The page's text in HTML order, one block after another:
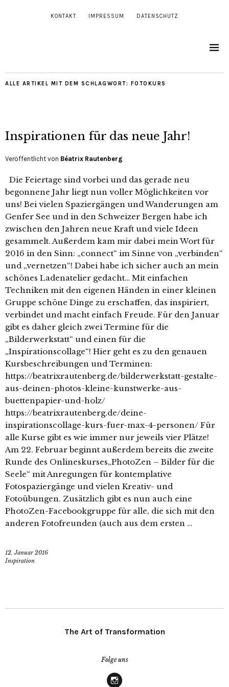
KONTAKT IMPRESSUM DATENSCHUTZ
ALLE ARTIKEL MIT DEM SCHLAGWORT: FOTOKURS
Inspirationen für das neue Jahr!
Veröffentlicht von Béatrix Rautenberg
Die Feiertage sind vorbei und das gerade neu
begonnene Jahr liegt nun voller Möglichkeiten vor
uns! Bei vielen Spaziergängen und Wanderungen am
Genfer See und in den Schweizer Bergen habe ich
zwischen den Jahren neue Kraft und viele Ideen
gesammelt. Außerdem kam mir dabei mein Wort für
2016 in den Sinn: „connect“ im Sinne von „verbinden“
und „vernetzen“! Dabei habe ich sicher auch an mein
schönes Ladenatelier gedacht… Mit einfachen
Techniken mit den eigenen Händen in einer kleinen
Gruppe schöne Dinge zu erschaffen, das inspiriert,
verbindet und macht einfach Freude. Für den Januar
gibt es daher gleich zwei Termine für die
„Bilderwerkstatt“ und einen für die
„Inspirationscollage“! Hier geht es zu den genauen
Kursbeschreibungen und Terminen:
https://beatrixrautenberg.de/bilderwerkstatt-gestalte-
aus-deinen-photos-kleine-kunstwerke-aus-
buettenpapier-und-holz/
https://beatrixrautenberg.de/deine-
inspirationscollage-kurs-fuer-max-4-personen/ Für
alle Kurse gibt es wie immer nur jeweils vier Plätze!
Am 22. Februar beginnt außerdem bereits die zweite
Runde des Onlineskurses„PhotoZen – Bilder für die
Seele“ mit Anregungen für kontemplative
Fotospaziergänge und vielen Kreativ- und
Fotoübungen. Zusätzlich gibt es nun auch eine
PhotoZen-Facebookgruppe für alle, die sich mit den
anderen Fotofreunden (auch aus dem ersten …
12. Januar 2016
Inspiration
The Art of Transformation
Folge uns